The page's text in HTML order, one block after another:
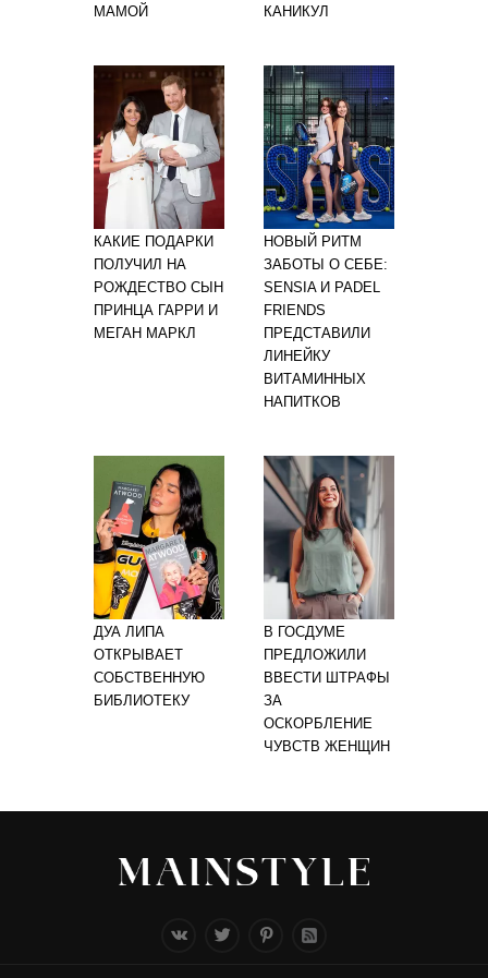
МАМОЙ
КАНИКУЛ
КАКИЕ ПОДАРКИ
ПОЛУЧИЛ НА
РОЖДЕСТВО СЫН
ПРИНЦА ГАРРИ И
МЕГАН МАРКЛ
НОВЫЙ РИТМ
ЗАБОТЫ О СЕБЕ:
SENSIA И PADEL
FRIENDS
ПРЕДСТАВИЛИ
ЛИНЕЙКУ
ВИТАМИННЫХ
НАПИТКОВ
ДУА ЛИПА
ОТКРЫВАЕТ
СОБСТВЕННУЮ
БИБЛИОТЕКУ
В ГОСДУМЕ
ПРЕДЛОЖИЛИ
ВВЕСТИ ШТРАФЫ
ЗА
ОСКОРБЛЕНИЕ
ЧУВСТВ ЖЕНЩИН